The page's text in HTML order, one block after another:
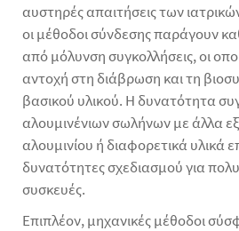
αυστηρές απαιτήσεις των
οι μέθοδοι σύνδεσης παράγουν
από μόλυνση συγκολλήσεις, οι
αντοχή στη διάβρωση και τη
βασικού υλικού. Η δυνατότητα
αλουμινένιων σωλήνων με άλλα
αλουμινίου ή διαφορετικά υλικά
δυνατότητες σχεδιασμού για
συσκευές.
Επιπλέον, μηχανικές μέθοδοι